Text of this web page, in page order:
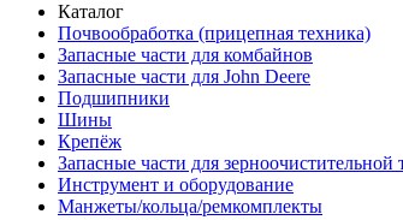
Каталог
Почвообработка (прицепная техника)
Запасные части для комбайнов
Запасные части для John Deere
Подшипники
Шины
Крепёж
Запасные части для зерноочистительной
Инструмент и оборудование
Манжеты/кольца/ремкомплекты